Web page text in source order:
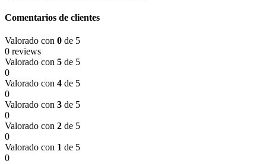
Comentarios de clientes
Valorado con 0 de 5
0 reviews
Valorado con 5 de 5
0
Valorado con 4 de 5
0
Valorado con 3 de 5
0
Valorado con 2 de 5
0
Valorado con 1 de 5
0